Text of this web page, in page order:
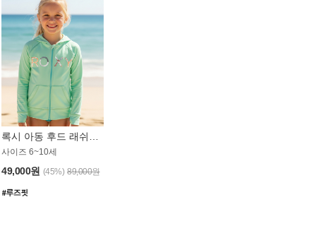
록시 아동 후드 래쉬가드 GT764MRX
사이즈 6~10세
49,000원 (45%) 89,000원